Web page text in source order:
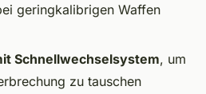
geringkalibrigen Waffen
Schnellwechselsystem, um
zu tauschen